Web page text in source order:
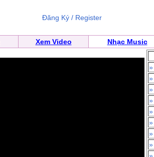
Đăng Ký / Register
Xem Video Nhạc Music
»
»
»
»
»
»
»
»